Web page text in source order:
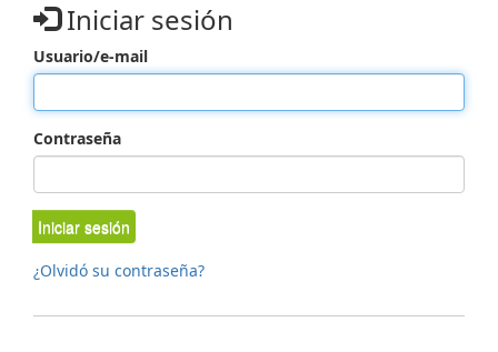
Iniciar sesión
Usuario/e-mail
Contraseña
Iniciar sesión
¿Olvidó su contraseña?